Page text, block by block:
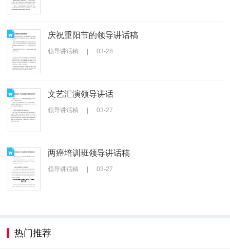
庆祝重阳节的领导讲话稿
领导讲话稿 03-28
文艺汇演领导讲话
领导讲话稿 03-27
两癌培训班领导讲话稿
领导讲话稿 03-27
热门推荐